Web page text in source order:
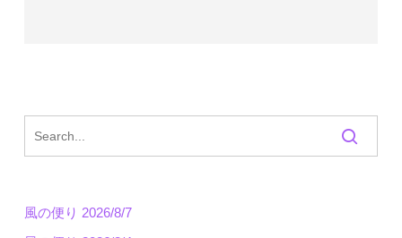
風の便り 2026/8/7